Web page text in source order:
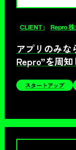
CLIENT : Repro
アプリのみな
Repro”を周
スタートアップ